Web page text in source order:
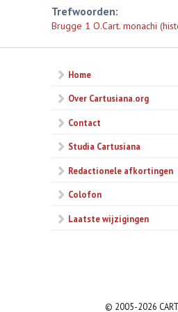
Trefwoorden:
Brugge 1 O.Cart. monachi
Home
Over Cartusiana.org
Contact
Studia Cartusiana
Redactionele afkortingen
Colofon
Laatste wijzigingen
© 2005-2026